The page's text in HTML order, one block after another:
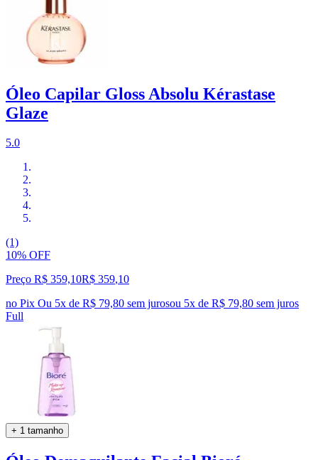
Óleo Capilar Gloss Absolu Kérastase
Glaze
5.0
(1)
10% OFF
Preço R$ 359,10R$ 359,10
no Pix Ou 5x de R$ 79,80 sem jurosou 5x de R$ 79,80 sem juros
Full
+ 1 tamanho